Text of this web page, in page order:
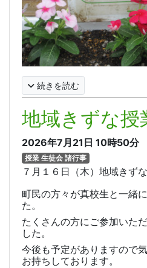
続きを読む
地域きずな授
2026年7月21日 10時50分
授業 生徒会 諸行事
７月１６日（木）地域きず
町民の方々が真校生と一緒
た。
たくさんの方にご参加いた
した。
今後も予定がありますので
お持ちしております。